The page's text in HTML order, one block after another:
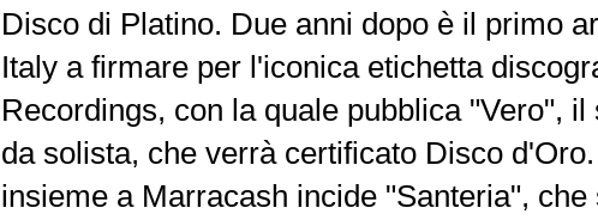
Disco di Platino. Due anni dopo è il primo
Italy a firmare per l'iconica etichetta
Recordings, con la quale pubblica "Vero",
da solista, che verrà certificato Disco
insieme a Marracash incide "Santeria", che